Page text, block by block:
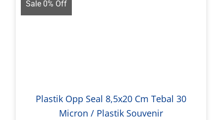
Sale 0% Off
Plastik Opp Seal 8,5x20 Cm Tebal 30
Micron / Plastik Souvenir